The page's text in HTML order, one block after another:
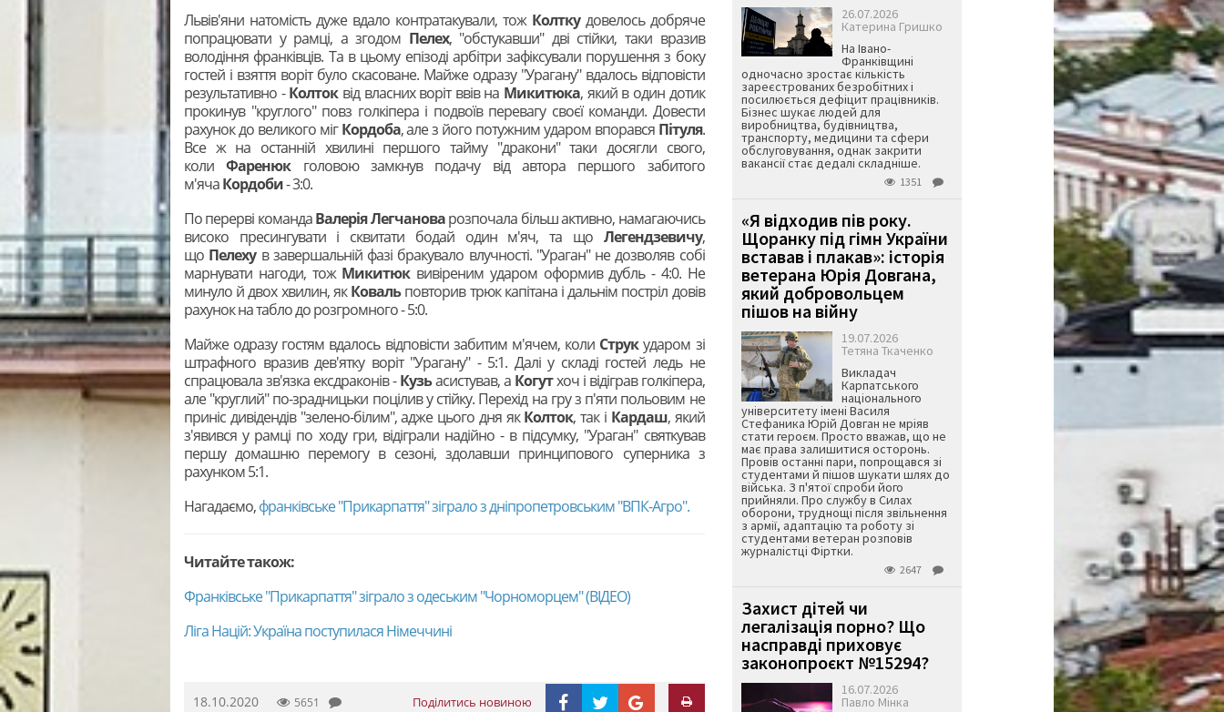
Львів'яни натомість дуже вдало контратакували, тож Колтку довелось добряче
попрацювати у рамці, а згодом Пелех, "обстукавши" дві стійки, таки вразив
володіння франківців. Та в цьому епізоді арбітри зафіксували порушення з боку
гостей і взяття воріт було скасоване. Майже одразу "Урагану" вдалось відповісти
результативно -Колток від власних воріт ввів на Микитюка, який в один дотик
прокинув "круглого" повз голкіпера і подвоїв перевагу своєї команди. Довести
рахунок до великого мігКордоба, але з його потужним ударом впорався Пітуля.
Все ж на останній хвилині першого тайму "дракони" таки досягли свого,
колиФаренюк головою замкнув подачу від автора першого забитого
м'ячаКордоби- 3:0.
По перерві командаВалерія Легчановарозпочала більш активно, намагаючись
високо пресингувати і сквитати бодай один м'яч, та що Легендзевичу,
що Пелеху в завершальній фазі бракувало влучності. "Ураган" не дозволяв собі
марнувати нагоди, тож Микитюк вивіреним ударом оформив дубль - 4:0. Не
минуло й двох хвилин, якКовальповторив трюк капітана і дальнім постріл довів
рахунок на табло до розгромного - 5:0.
Майже одразу гостям вдалось відповісти забитим м'ячем, коли Струкударом зі
штрафного вразив дев'ятку воріт "Урагану" - 5:1. Далі у складі гостей ледь не
спрацювала зв'язка ексдраконів -Кузьасистував, а Когутхоч і відіграв голкіпера,
але "круглий" по-зрадницьки поцілив у стійку. Перехід на гру з п'яти польовим не
приніс дивідендів "зелено-білим", адже цього дня якКолток, так і Кардаш, який
з'явився у рамці по ходу гри, відіграли надійно - в підсумку, "Ураган" святкував
першу домашню перемогу в сезоні, здолавши принципового суперника з
рахунком 5:1.
Нагадаємо,франківське "Прикарпаття" зіграло з дніпропетровським "ВПК-Агро".
Читайте також:
Франківське "Прикарпаття" зіграло з одеським "Чорноморцем" (ВІДЕО)
Ліга Націй: Україна поступилася Німеччині
18.10.2020 5651 Поділитись новиною
26.07.2026
Катерина Гришко
На Івано-
Франківщині
одночасно зростає кількість
зареєстрованих безробітних і
посилюється дефіцит працівників.
Бізнес шукає людей для
виробництва, будівництва,
транспорту, медицини та сфери
обслуговування, однак закрити
вакансії стає дедалі складніше.
1351
«Я відходив пів року.
Щоранку під гімн України
вставав і плакав»: історія
ветерана Юрія Довгана,
який добровольцем
пішов на війну
19.07.2026
Тетяна Ткаченко
Викладач
Карпатського
національного
університету імені Василя
Стефаника Юрій Довган не мріяв
стати героєм. Просто вважав, що не
має права залишитися осторонь.
Провів останні пари, попрощався зі
студентами й пішов шукати шлях до
війська. З п'ятої спроби його
прийняли. Про службу в Силах
оборони, труднощі після звільнення
з армії, адаптацію та роботу зі
студентами ветеран розповів
журналістці Фіртки.
2647
Захист дітей чи
легалізація порно? Що
насправді приховує
законопроєкт №15294?
16.07.2026
Павло Мінка